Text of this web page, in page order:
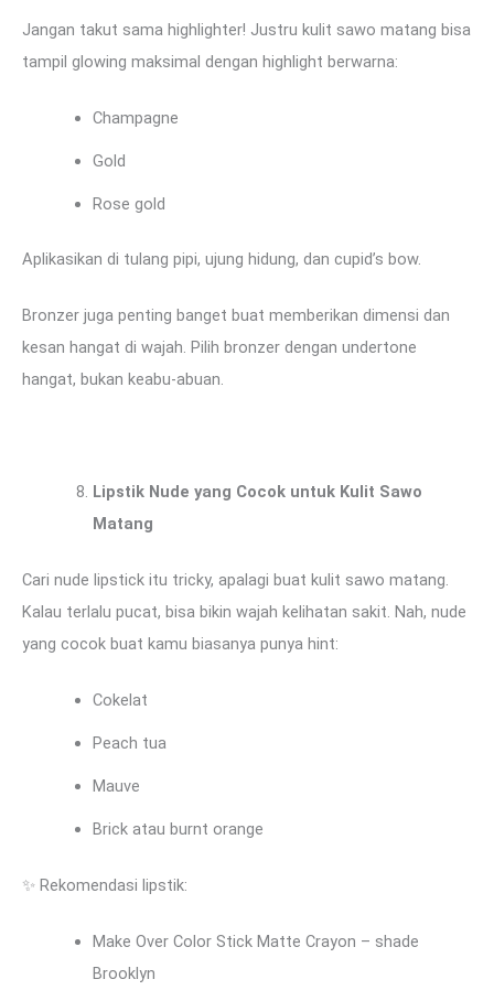
Jangan takut sama highlighter! Justru kulit sawo matang bisa
tampil glowing maksimal dengan highlight berwarna:
Champagne
Gold
Rose gold
Aplikasikan di tulang pipi, ujung hidung, dan cupid’s bow.
Bronzer juga penting banget buat memberikan dimensi dan
kesan hangat di wajah. Pilih bronzer dengan undertone
hangat, bukan keabu-abuan.
Lipstik Nude yang Cocok untuk Kulit Sawo
Matang
Cari nude lipstick itu tricky, apalagi buat kulit sawo matang.
Kalau terlalu pucat, bisa bikin wajah kelihatan sakit. Nah, nude
yang cocok buat kamu biasanya punya hint:
Cokelat
Peach tua
Mauve
Brick atau burnt orange
✨ Rekomendasi lipstik:
Make Over Color Stick Matte Crayon – shade
Brooklyn